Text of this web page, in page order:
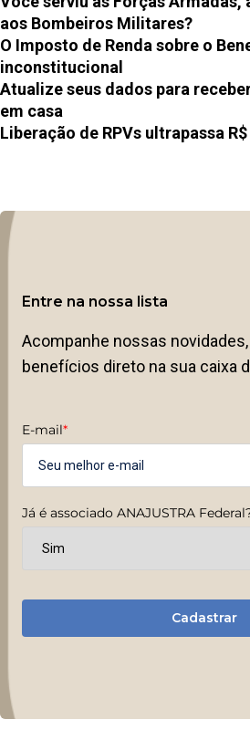
aos Bombeiros Militares?
O Imposto de Renda sobre o
inconstitucional
Atualize seus dados para
em casa
Liberação de RPVs ultrapassa
Entre na nossa lista
Acompanhe nossas
benefícios direto na sua caixa
E-mail*
Já é associado ANAJUSTRA
Cadastrar